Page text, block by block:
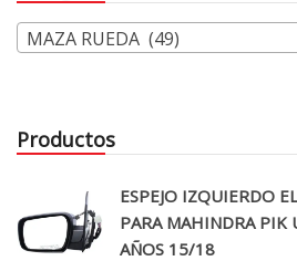
MAZA RUEDA (49)
Productos
ESPEJO IZQUIERDO
PARA MAHINDRA PIK
AÑOS 15/18